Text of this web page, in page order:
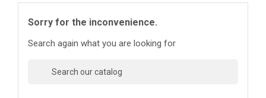
Sorry for the inconvenience.
Search again what you are looking for